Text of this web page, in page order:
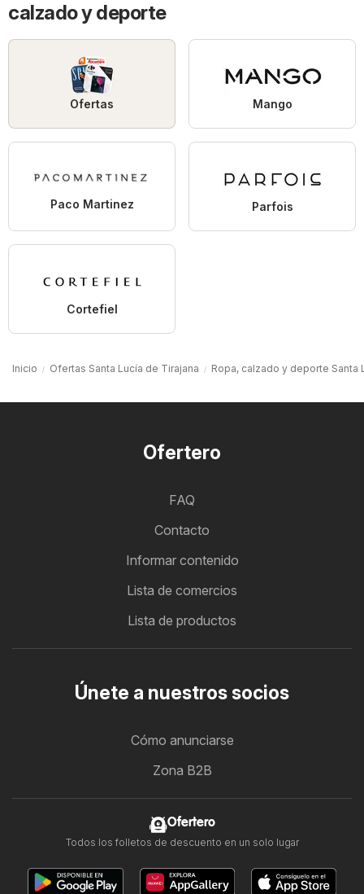
calzado y deporte
Ofertas Mango
Paco Martinez Parfois
Cortefiel
Inicio Ofertas Santa Lucía de Tirajana Ropa, calzado y deporte Santa
Ofertero
FAQ
Contacto
Informar contenido
Lista de comercios
Lista de productos
Únete a nuestros socios
Cómo anunciarse
Zona B2B
Ofertero
Todos los folletos de descuento en un solo lugar